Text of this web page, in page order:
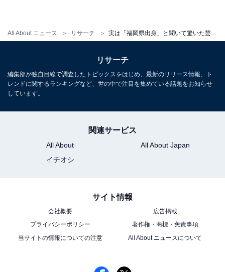
All About ニュース リサーチ 実は「福岡県出身」と聞いて驚いた芸能人ランキング！ 3位「池田エライザ」、2位「浜崎あゆみ」、1位は？
リサーチ
編集部が独自目線で調査したトピックスをはじめ、最新のリリース情報、ト
レンドに関するランキングなど、世の中で注目を集めている話題をお知らせ
しています。
関連サービス
All About
All About Japan
イチオシ
サイト情報
会社概要
広告掲載
プライバシーポリシー
著作権・商標・免責事項
当サイトの情報についての注意
All About ニュースについて